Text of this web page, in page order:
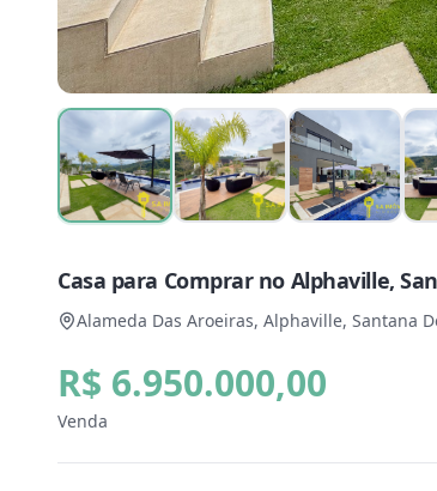
Casa para Comprar no Alphaville,
Alameda Das Aroeiras, Alphaville, Santana
R$ 6.950.000,00
Venda